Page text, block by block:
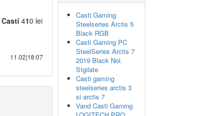
Casti 410 lei
11.02|18:07
Casti Gaming
Steelseries Arctis 5
Black RGB
Casti Gaming PC
SteelSeries Arctis 7
2019 Black Noi.
SIgilate
Casti gaming
steelseries arctis 3
si arctis 7
Vand Casti Gaming